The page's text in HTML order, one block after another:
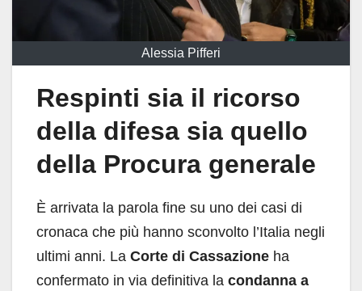
Alessia Pifferi
Respinti sia il ricorso
della difesa sia quello
della Procura generale
È arrivata la parola fine su uno dei casi di
cronaca che più hanno sconvolto l’Italia negli
ultimi anni. La Corte di Cassazione ha
confermato in via definitiva la condanna a